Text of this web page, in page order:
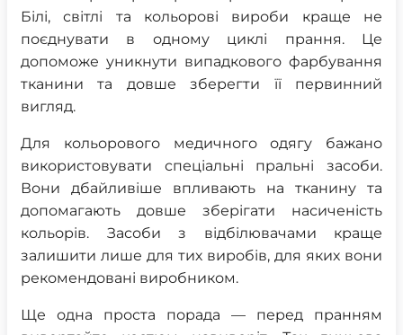
Білі, світлі та кольорові вироби краще не
поєднувати в одному циклі прання. Це
допоможе уникнути випадкового фарбування
тканини та довше зберегти її первинний
вигляд.
Для кольорового медичного одягу бажано
використовувати спеціальні пральні засоби.
Вони дбайливіше впливають на тканину та
допомагають довше зберігати насиченість
кольорів. Засоби з відбілювачами краще
залишити лише для тих виробів, для яких вони
рекомендовані виробником.
Ще одна проста порада — перед пранням